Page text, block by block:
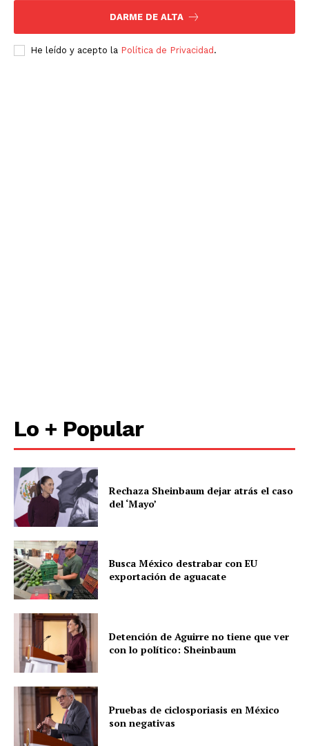
DARME DE ALTA
He leído y acepto la Política de Privacidad .
Lo + Popular
Rechaza Sheinbaum dejar atrás el caso
del ‘Mayo’
Busca México destrabar con EU
exportación de aguacate
Detención de Aguirre no tiene que ver
con lo político: Sheinbaum
Pruebas de ciclosporiasis en México
son negativas